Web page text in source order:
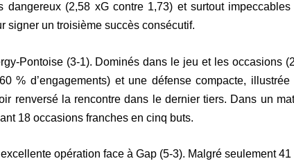
(2,58 xG contre 1,73) et surtout
signer un troisième succès consécutif.
Pontoise (3-1). Dominés dans le jeu et les occasions
% d’engagements) et une défense compacte,
renversé la rencontre dans le dernier tiers. Dans un
18 occasions franches en cinq buts.
opération face à Gap (5-3). Malgré seulement 41